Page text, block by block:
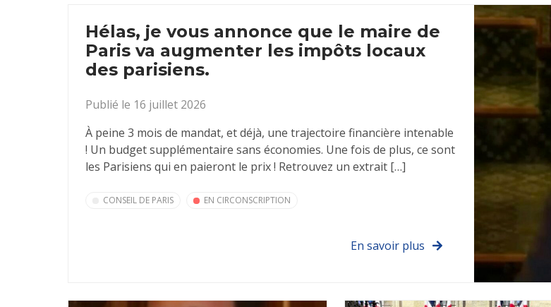
Hélas, je vous annonce que le maire de
Paris va augmenter les impôts locaux
des parisiens.
Publié le 16 juillet 2026
À peine 3 mois de mandat, et déjà, une trajectoire financière intenable
! Un budget supplémentaire sans économies. Une fois de plus, ce sont
les Parisiens qui en paieront le prix ! Retrouvez un extrait […]
CONSEIL DE PARIS EN CIRCONSCRIPTION
En savoir plus